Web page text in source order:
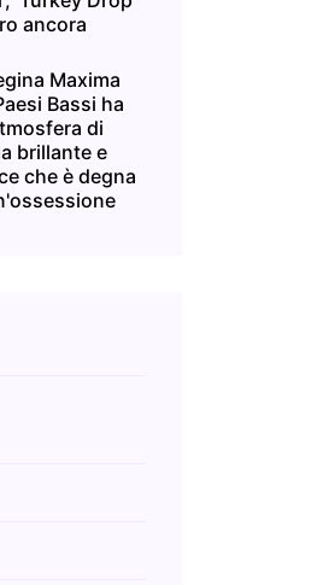
ancora
Maxima
Bassi ha
di
brillante e
che è degna